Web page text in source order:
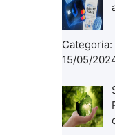
Categoria:
15/05/